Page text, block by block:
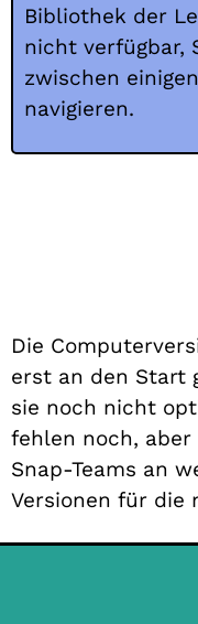
Bibliothek der
nicht verfügbar,
zwischen
navigieren.
Die
erst an den Start
sie noch nicht
fehlen noch, aber
Snap-Teams an
Versionen für die